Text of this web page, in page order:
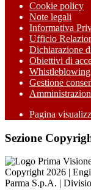
Cookie policy
Note legali
Informativa
Ufficio
Dichiarazione
Obiettivi di
Whistleblowing
Gestione
Pagina
Sezione
Copyright 2026 |
Parma S.p.A. |